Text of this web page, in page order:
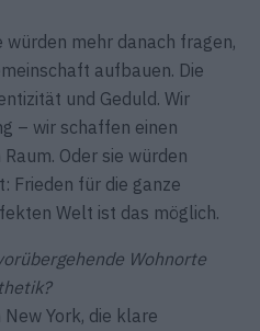
würden mehr danach fragen,
aufbauen. Die
und Geduld. Wir
– wir schaffen einen
Oder sie würden
Frieden für die ganze
Welt ist das möglich.
Wohnorte
York, die klare